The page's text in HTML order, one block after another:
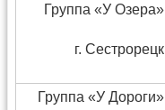
Группа «У Озера»
г. Сестрорецк
Группа «У Дороги»